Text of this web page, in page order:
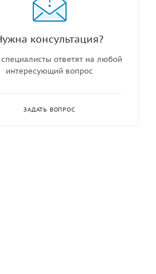
консультация?
ответят на любой
интересующий вопрос
ЗАДАТЬ ВОПРОС